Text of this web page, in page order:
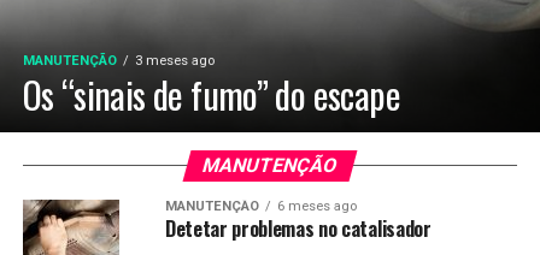
MANUTENÇÃO 3 meses ago
Os “sinais de fumo” do escape
MANUTENÇÃO
MANUTENÇÃO 6 meses ago
Detetar problemas no catalisador